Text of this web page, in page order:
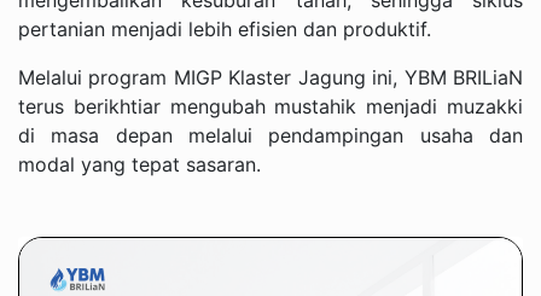
pertanian menjadi lebih efisien dan produktif.
Melalui program MIGP Klaster Jagung ini, YBM BRILiaN
terus berikhtiar mengubah mustahik menjadi muzakki
di masa depan melalui pendampingan usaha dan
modal yang tepat sasaran.